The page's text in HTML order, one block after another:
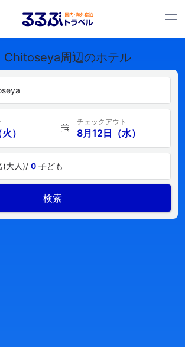
Chitoseya周辺のホテル
）
チェックアウト
8月12日（水）
(大人)/ 0 子ども
検索